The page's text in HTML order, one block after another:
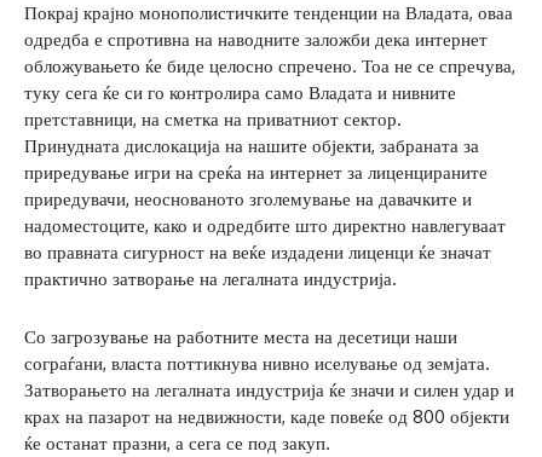
Покрај крајно монополистичките тенденции на Владата, оваа
одредба е спротивна на наводните заложби дека интернет
обложувањето ќе биде целосно спречено. Тоа не се спречува,
туку сега ќе си го контролира само Владата и нивните
претставници, на сметка на приватниот сектор.
Принудната дислокација на нашите објекти, забраната за
приредување игри на среќа на интернет за лиценцираните
приредувачи, неоснованото зголемување на давачките и
надоместоците, како и одредбите што директно навлегуваат
во правната сигурност на веќе издадени лиценци ќе значат
практично затворање на легалната индустрија.
Со загрозување на работните места на десетици наши
сограѓани, власта поттикнува нивно иселување од земјата.
Затворањето на легалната индустрија ќе значи и силен удар и
крах на пазарот на недвижности, каде повеќе од 800 објекти
ќе останат празни, а сега се под закуп.